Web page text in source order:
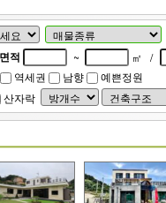
면적 ~ ㎡ /
역세권 남향
예쁜정원
산자락